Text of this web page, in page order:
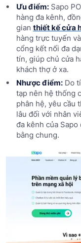
Ưu điểm:Sapo
hàng đa kênh,
gian thiết kế cửa
hàng trực tuyến
cổng kết nối đa
tín, giúp chủ cửa
khách thợ ở xa.
Nhược điểm:Do
tạp nên hệ thống
phân hệ, yêu cầu
lâu đối với nhân
đa kênh của
bằng chung.